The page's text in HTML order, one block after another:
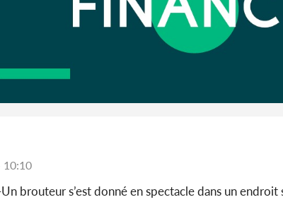
10:10
brouteur s’est donné en spectacle dans un